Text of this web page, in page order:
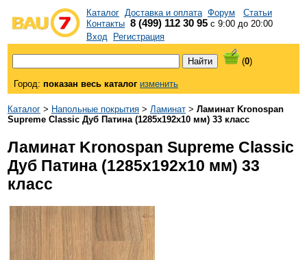
Каталог Доставка и оплата Форум
Статьи
Контакты 8 (499) 112 30 95 с 9:00 до 20:00
Вход
Регистрация
(0)
Город: показан весь каталог изменить
Каталог > Напольные покрытия > Ламинат > Ламинат Kronospan
Supreme Classic Дуб Патина (1285x192x10 мм) 33 класс
Ламинат Kronospan Supreme Classic
Дуб Патина (1285x192x10 мм) 33
класс